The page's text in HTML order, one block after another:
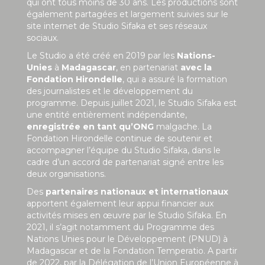
qui ont tous moins de 30 ans. Les productions sont
également partagées et largement suivies sur le
site internet de Studio Sifaka et ses réseaux
sociaux.
Le Studio a été créé en 2019 par les Nations-
Unies à Madagascar, en partenariat avec la
Fondation Hirondelle, qui a assuré la formation
des journalistes et le développement du
programme. Depuis juillet 2021, le Studio Sifaka est
une entité entièrement indépendante,
enregistrée en tant qu’ONG malgache. La
Fondation Hirondelle continue de soutenir et
accompagner l’équipe du Studio Sifaka, dans le
cadre d’un accord de partenariat signé entre les
deux organisations.
Des partenaires nationaux et internationaux
apportent également leur appui financier aux
activités mises en œuvre par le Studio Sifaka. En
2021, il s’agit notamment du Programme des
Nations Unies pour le Développement (PNUD) à
Madagascar et de la Fondation Temperatio. A partir
de 2022, par la Délégation de l’Union Européenne à